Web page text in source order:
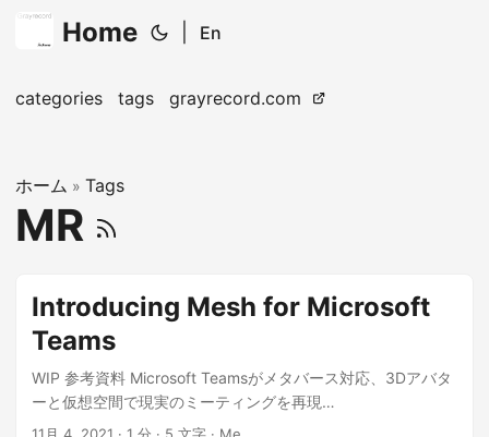
Home En
categories tags grayrecord.com
ホーム » Tags
MR
Introducing Mesh for Microsoft
Teams
WIP 参考資料 Microsoft Teamsがメタバース対応、3Dアバタ
ーと仮想空間で現実のミーティングを再現
(https://atmarkit.itmedia.co.jp/ait/articles/2111/04/news052